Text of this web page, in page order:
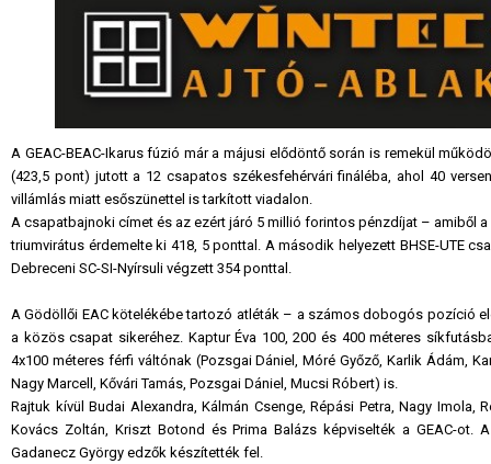
A GEAC-BEAC-Ikarus fúzió már a májusi elődöntő során is remekül
(423,5 pont) jutott a 12 csapatos székesfehérvári fináléba, ahol 40
villámlás miatt esőszünettel is tarkított viadalon.
A csapatbajnoki címet és az ezért járó 5 millió forintos pénzdíjat – amiből
triumvirátus érdemelte ki 418, 5 ponttal. A második helyezett BHSE-UTE
Debreceni SC-SI-Nyírsuli végzett 354 ponttal.
A Gödöllői EAC kötelékébe tartozó atléták – a számos dobogós pozíció
a közös csapat sikeréhez. Kaptur Éva 100, 200 és 400 méteres
4x100 méteres férfi váltónak (Pozsgai Dániel, Móré Győző, Karlik Ádám,
Nagy Marcell, Kővári Tamás, Pozsgai Dániel, Mucsi Róbert) is.
Rajtuk kívül Budai Alexandra, Kálmán Csenge, Répási Petra, Nagy Imola,
Kovács Zoltán, Kriszt Botond és Prima Balázs képviselték a GEAC-ot.
Gadanecz György edzők készítették fel.